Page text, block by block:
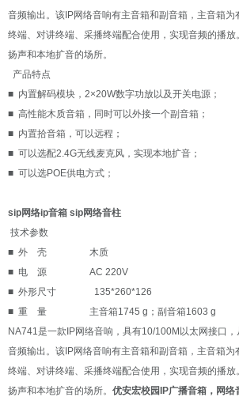
音频输出。该IP网络音响有主音箱和副音箱，主音箱
终端、对讲终端、采播终端配合使用，实现音频的播
扬声和本地扩音的场所。
产品特点
■ 内置解码模块，2×20W数字功放以及开关电源；
■ 高性能木质音箱，同时可以外接一个副音箱；
■ 内置拾音箱，可以远程；
■ 可以选配2.4G无线麦克风，实现本地扩音；
■ 可以选POE供电方式；
sip网络ip音箱 sip网络音柱
技术参数
■ 外 壳 木质
■ 电 源 AC 220V
■ 外形尺寸 135*260*126
■ 重 量 主音箱1745 g；副音箱1603 g
NA741是一款IP网络音响，具有10/100M以太网接口
音频输出。该IP网络音响有主音箱和副音箱，主音箱
终端、对讲终端、采播终端配合使用，实现音频的播
扬声和本地扩音的场所。 优安宏校园IP广播音箱，网